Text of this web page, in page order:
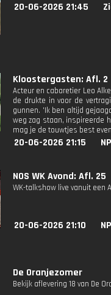
20-06-2026 21:45
Kloostergasten: Afl. 2
Acteur en cabaretier Leo
de drukte in voor de
gunnen. 'Ik ben altijd
weg zag staan, inspireerde
mag je de touwtjes best
20-06-2026 21:15
NOS WK Avond: Afl. 25
WK-talkshow live vanuit een
20-06-2026 21:10
De Oranjezomer
Bekijk aflevering 18 van De